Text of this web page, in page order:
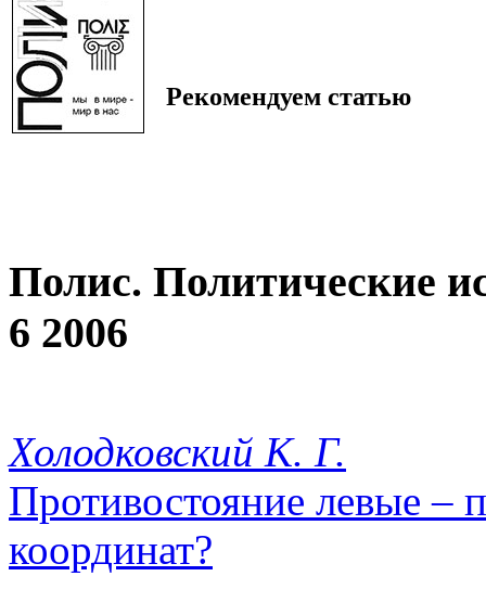
Рекомендуем статью
Полис. Политические
6 2006
Холодковский К. Г.
Противостояние левые –
координат?